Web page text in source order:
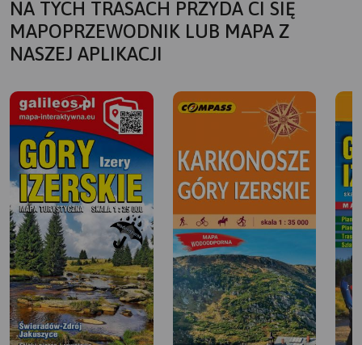
NA TYCH TRASACH PRZYDA CI SIĘ
MAPOPRZEWODNIK LUB MAPA Z
NASZEJ APLIKACJI